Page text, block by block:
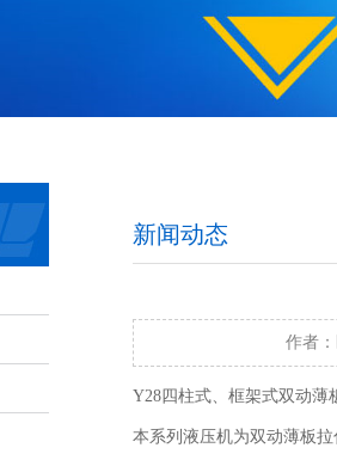
新闻动态
作者
Y28四柱式、框架式双动薄
本系列液压机为双动薄板